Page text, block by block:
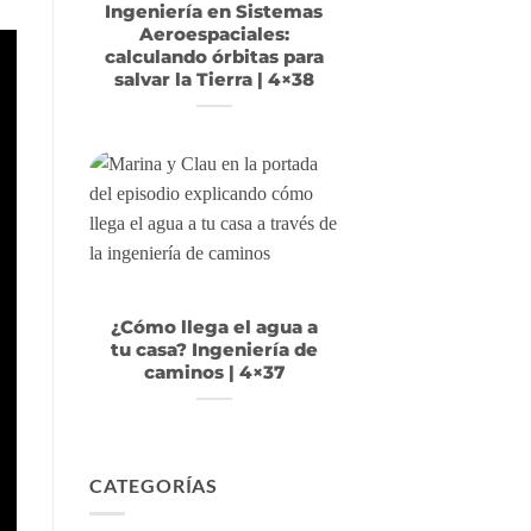
Ingeniería en Sistemas
Aeroespaciales:
calculando órbitas para
salvar la Tierra | 4×38
¿Cómo llega el agua a
tu casa? Ingeniería de
caminos | 4×37
CATEGORÍAS